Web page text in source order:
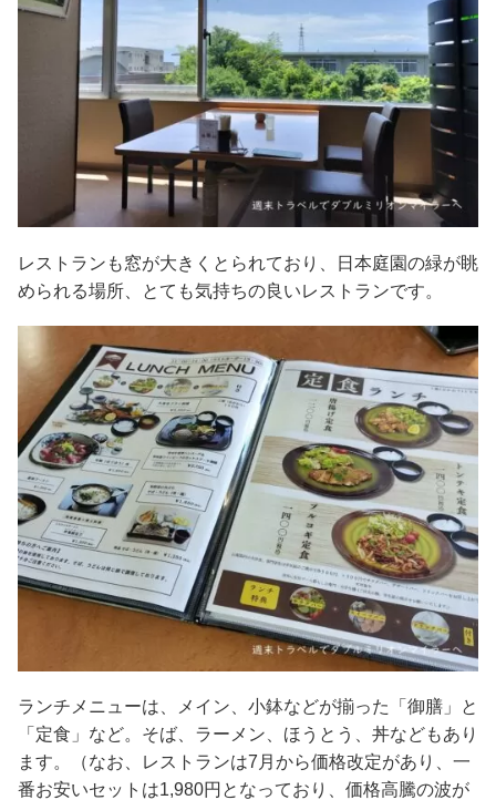
レストランも窓が大きくとられており、日本庭園の緑が眺
められる場所、とても気持ちの良いレストランです。
ランチメニューは、メイン、小鉢などが揃った「御膳」と
「定食」など。そば、ラーメン、ほうとう、丼などもあり
ます。（なお、レストランは7月から価格改定があり、一
番お安いセットは1,980円となっており、価格高騰の波が